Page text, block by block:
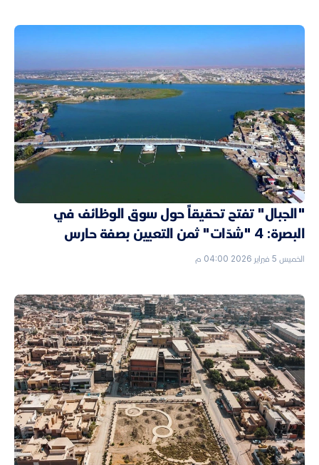
"الجبال" تفتح تحقيقاً حول سوق الوظائف في
البصرة: 4 "شدّات" ثمن التعيين بصفة حارس
الخميس 5 فبراير 2026 04:00 م